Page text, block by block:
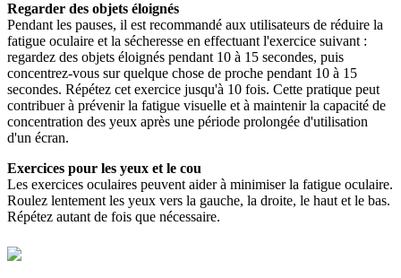
Regarder des objets éloignés
Pendant les pauses, il est recommandé aux utilisateurs de réduire la
fatigue oculaire et la sécheresse en effectuant l'exercice suivant :
regardez des objets éloignés pendant 10 à 15 secondes, puis
concentrez-vous sur quelque chose de proche pendant 10 à 15
secondes. Répétez cet exercice jusqu'à 10 fois. Cette pratique peut
contribuer à prévenir la fatigue visuelle et à maintenir la capacité de
concentration des yeux après une période prolongée d'utilisation
d'un écran.
Exercices pour les yeux et le cou
Les exercices oculaires peuvent aider à minimiser la fatigue oculaire.
Roulez lentement les yeux vers la gauche, la droite, le haut et le bas.
Répétez autant de fois que nécessaire.